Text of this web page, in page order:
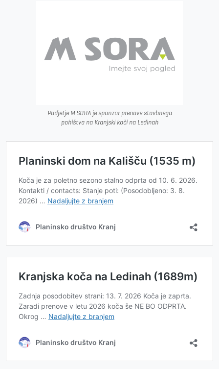
Podjetje M SORA je sponzor prenove stavbnega
pohištva na Kranjski koči na Ledinah